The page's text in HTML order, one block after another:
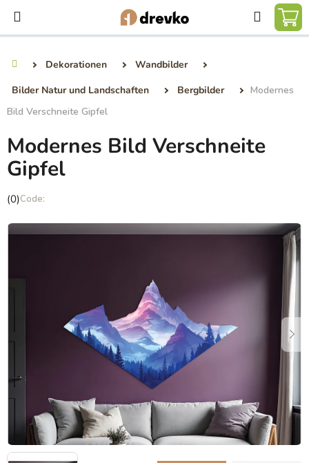
Inhalt
springen
Suchen
Dekorationen
Wandbilder
Bilder Natur und Landschaften
Bergbilder
Modernes
Bild Verschneite Gipfel
Modernes Bild Verschneite
Gipfel
Die
Produktbewertung
(0)